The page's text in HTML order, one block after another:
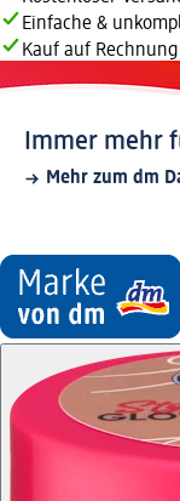
Einfache &
Kauf auf
Immer mehr
Mehr zum dm